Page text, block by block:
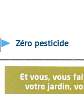
Zéro pesticide